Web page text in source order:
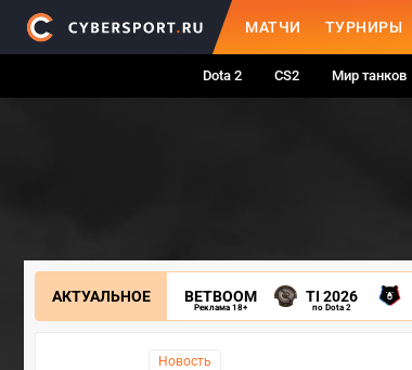
МАТЧИ ТУРНИРЫ
Dota 2 CS2 Мир танков
АКТУАЛЬНОЕ BETBOOM
Реклама 18+
TI 2026
по Dota 2
Новость